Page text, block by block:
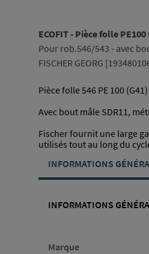
ECOFIT - Pièce folle PE100
Pour rob.546/543 - avec
FISCHER GEORG
Pièce folle 546 PE 100
Avec bout mâle SDR11,
Fischer fournit une large
utilisés tout au long du
INFORMATIONS
INFORMATIONS
Marque